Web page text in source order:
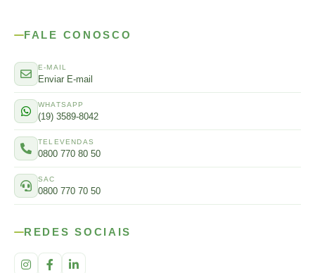
FALE CONOSCO
E-MAIL
Enviar E-mail
WHATSAPP
(19) 3589-8042
TELEVENDAS
0800 770 80 50
SAC
0800 770 70 50
REDES SOCIAIS